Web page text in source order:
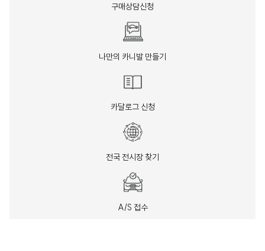
구매상담신청
나만의 카니발 만들기
카달로그 신청
전국 전시장 찾기
A/S 접수